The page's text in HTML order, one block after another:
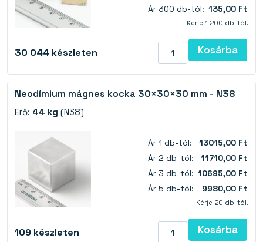
Ár 300 db-tól: 135,00 Ft
Kérje 1 200 db-tól.
30 044 készleten Kosárba
Neodímium mágnes kocka 30×30×30 mm - N38
Erő: 44 kg (N38)
Ár 1 db-tól:
13015,00 Ft
Ár 2 db-tól:
11710,00 Ft
Ár 3 db-tól: 10695,00 Ft
Ár 5 db-tól:
9980,00 Ft
Kérje 20 db-tól.
109 készleten Kosárba